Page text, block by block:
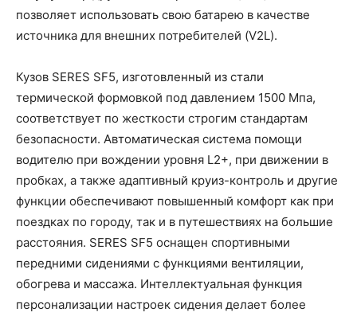
позволяет использовать свою батарею в качестве
источника для внешних потребителей (V2L).
Кузов SERES SF5, изготовленный из стали
термической формовкой под давлением 1500 Мпа,
соответствует по жесткости строгим стандартам
безопасности. Автоматическая система помощи
водителю при вождении уровня L2+, при движении в
пробках, а также адаптивный круиз-контроль и другие
функции обеспечивают повышенный комфорт как при
поездках по городу, так и в путешествиях на большие
расстояния. SERES SF5 оснащен спортивными
передними сидениями с функциями вентиляции,
обогрева и массажа. Интеллектуальная функция
персонализации настроек сидения делает более